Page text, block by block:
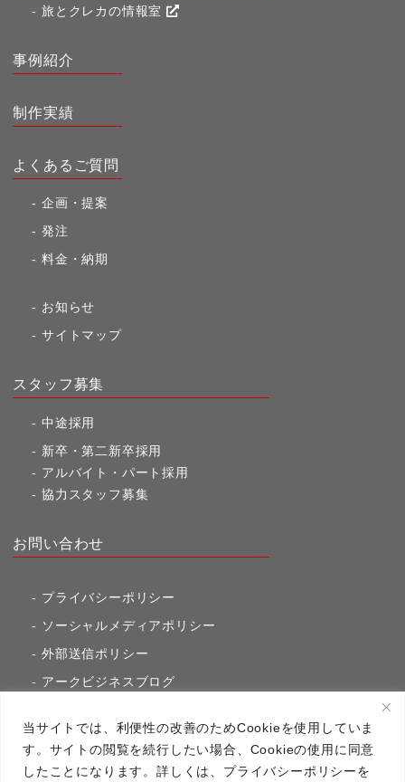
当サイトでは、利便性の改善のためCookieを使用していま
す。サイトの閲覧を続行したい場合、Cookieの使用に同意
したことになります。詳しくは、プライバシーポリシーを
旅とクレカの情報室
事例紹介
制作実績
よくあるご質問
企画・提案
発注
料金・納期
お知らせ
サイトマップ
スタッフ募集
中途採用
新卒・第二新卒採用
アルバイト・パート採用
協力スタッフ募集
お問い合わせ
プライバシーポリシー
ソーシャルメディアポリシー
外部送信ポリシー
アークビジネスブログ
アーク・コミュニケーションズ